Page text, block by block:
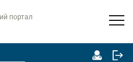
портал